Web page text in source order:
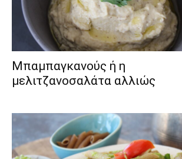
Μπαμπαγκανούς ή η
μελιτζανοσαλάτα αλλιώς